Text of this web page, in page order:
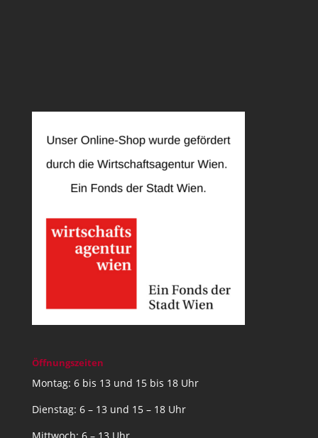
Öffnungszeiten
Montag: 6 bis 13 und 15 bis 18 Uhr
Dienstag: 6 – 13 und 15 – 18 Uhr